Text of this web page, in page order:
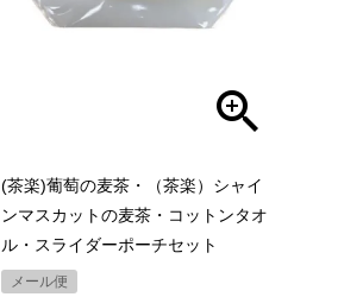
(茶楽)葡萄の麦茶・（茶楽）シャイ
ンマスカットの麦茶・コットンタオ
ル・スライダーポーチセット
メール便